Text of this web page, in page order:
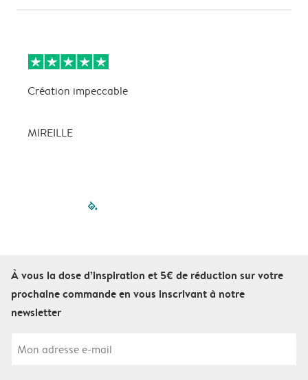
Création impeccable
MIREILLE
filled-pagination
À vous la dose d’inspiration et 5€ de réduction sur votre
prochaine commande en vous inscrivant à notre
newsletter